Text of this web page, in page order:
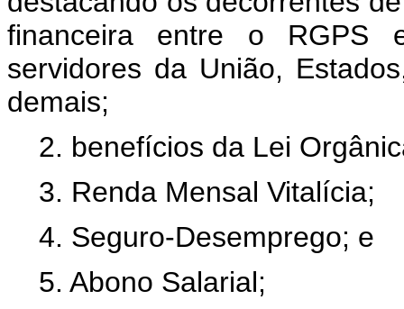
financeira entre o RGPS
servidores da União,
demais;
2. benefícios da Lei
3. Renda Mensal Vitalícia;
4. Seguro-Desemprego; e
5. Abono Salarial;